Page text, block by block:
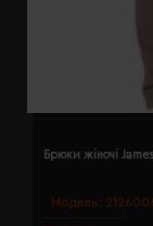
Модель:
Брюки жіночі